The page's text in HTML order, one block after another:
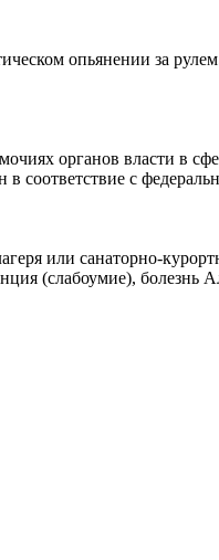
опьянении за
органов власти в
соответствие с
или санаторно-
(слабоумие), болезнь